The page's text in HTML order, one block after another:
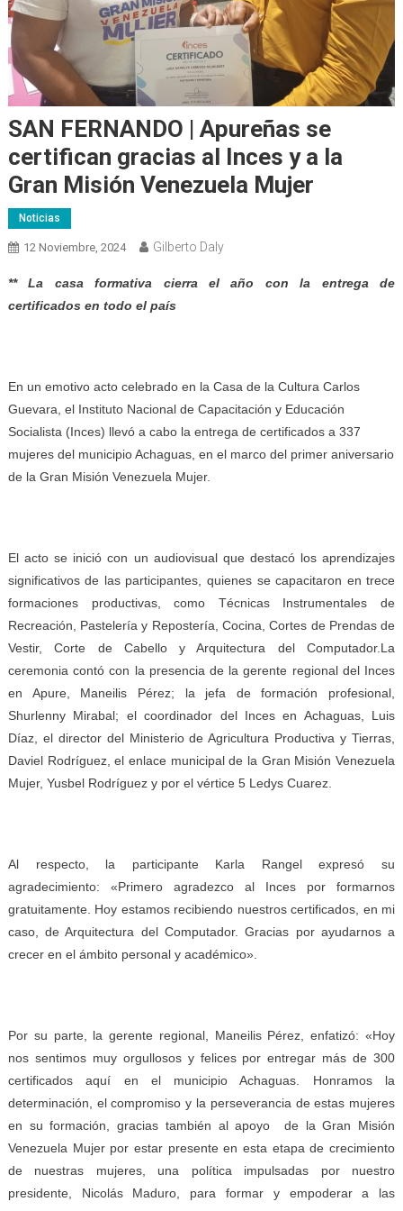
SAN FERNANDO | Apureñas se
certifican gracias al Inces y a la
Gran Misión Venezuela Mujer
Noticias
12 Noviembre, 2024 Gilberto Daly
** La casa formativa cierra el año con la entrega de
certificados en todo el país
En un emotivo acto celebrado en la Casa de la Cultura Carlos
Guevara, el Instituto Nacional de Capacitación y Educación
Socialista (Inces) llevó a cabo la entrega de certificados a 337
mujeres del municipio Achaguas, en el marco del primer aniversario
de la Gran Misión Venezuela Mujer.
El acto se inició con un audiovisual que destacó los aprendizajes
significativos de las participantes, quienes se capacitaron en trece
formaciones productivas, como Técnicas Instrumentales de
Recreación, Pastelería y Repostería, Cocina, Cortes de Prendas de
Vestir, Corte de Cabello y Arquitectura del Computador.La
ceremonia contó con la presencia de la gerente regional del Inces
en Apure, Maneilis Pérez; la jefa de formación profesional,
Shurlenny Mirabal; el coordinador del Inces en Achaguas, Luis
Díaz, el director del Ministerio de Agricultura Productiva y Tierras,
Daviel Rodríguez, el enlace municipal de la Gran Misión Venezuela
Mujer, Yusbel Rodríguez y por el vértice 5 Ledys Cuarez.
Al respecto, la participante Karla Rangel expresó su
agradecimiento: «Primero agradezco al Inces por formarnos
gratuitamente. Hoy estamos recibiendo nuestros certificados, en mi
caso, de Arquitectura del Computador. Gracias por ayudarnos a
crecer en el ámbito personal y académico».
Por su parte, la gerente regional, Maneilis Pérez, enfatizó: «Hoy
nos sentimos muy orgullosos y felices por entregar más de 300
certificados aquí en el municipio Achaguas. Honramos la
determinación, el compromiso y la perseverancia de estas mujeres
en su formación, gracias también al apoyo de la Gran Misión
Venezuela Mujer por estar presente en esta etapa de crecimiento
de nuestras mujeres, una política impulsadas por nuestro
presidente, Nicolás Maduro, para formar y empoderar a las